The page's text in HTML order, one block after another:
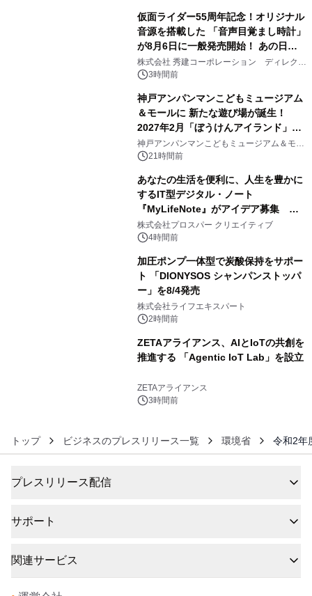
仮面ライダー55周年記念！オリジナル
音源を搭載した 「音声目覚まし時計」
が8月6日に一般発売開始！ あの日の
大興奮が今甦る
株式会社 秀建コーポレーション ディレクト
アートギャラリー
3時間前
神戸アンパンマンこどもミュージアム
＆モールに 新たな遊び場が誕生！
2027年2月「ぼうけんアイランド」が
オープン
神戸アンパンマンこどもミュージアム＆モー
ル 21時間前
あなたの生活を便利に、人生を豊かに
するIT型デジタル・ノート
『MyLifeNote』がアイデア募集 優
秀賞100名に1年間無償試用
株式会社プロスパー クリエイティブ
4時間前
加圧ポンプ一体型で炭酸保持をサポー
ト 「DIONYSOS シャンパンストッパ
ー」を8/4発売
株式会社ライフエキスパート
2時間前
ZETAアライアンス、AIとIoTの共創を
推進する 「Agentic IoT Lab」を設立
ZETAアライアンス
3時間前
トップ ビジネスのプレスリリース一覧 環境省 令和2年
プレスリリース配信
サポート
関連サービス